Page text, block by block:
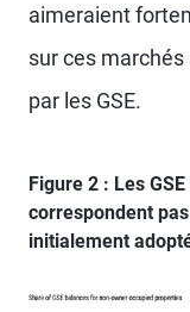
aimeraient
sur ces
par les GSE.
Figure 2 : Les
correspondent
initialement